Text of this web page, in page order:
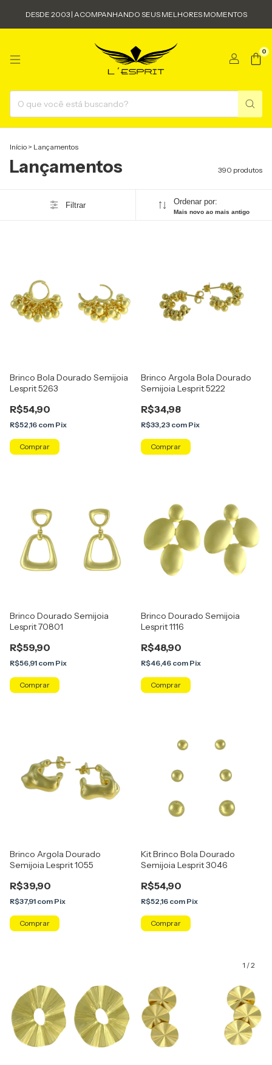
DESDE 2003 | ACOMPANHANDO SEUS MELHORES MOMENTOS
0
Início > Lançamentos
Lançamentos 390 produtos
Filtrar Ordenar por:
Mais novo ao mais antigo
Brinco Bola Dourado Semijoia
Lesprit 5263
R$54,90
R$52,16 com Pix
Brinco Argola Bola Dourado
Semijoia Lesprit 5222
R$34,98
R$33,23 com Pix
Brinco Dourado Semijoia
Lesprit 70801
R$59,90
R$56,91 com Pix
Brinco Dourado Semijoia
Lesprit 1116
R$48,90
R$46,46 com Pix
Brinco Argola Dourado
Semijoia Lesprit 1055
R$39,90
R$37,91 com Pix
Kit Brinco Bola Dourado
Semijoia Lesprit 3046
R$54,90
R$52,16 com Pix
1 /2